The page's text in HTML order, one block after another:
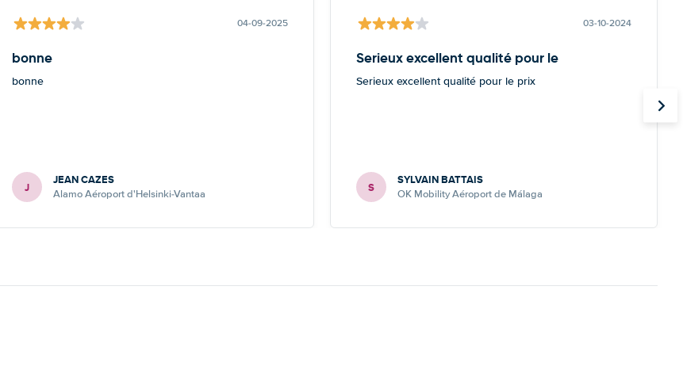
04-09-2025
bonne
bonne
J JEAN CAZES
Alamo Aéroport d'Helsinki-Vantaa
03-10-2024
Serieux excellent qualité pour le
Serieux excellent qualité pour le prix
S SYLVAIN BATTAIS
OK Mobility Aéroport de Málaga